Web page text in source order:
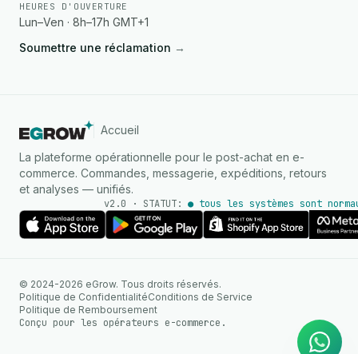
HEURES D'OUVERTURE
Lun–Ven · 8h–17h GMT+1
Soumettre une réclamation →
Accueil
La plateforme opérationnelle pour le post-achat en e-
commerce. Commandes, messagerie, expéditions, retours
et analyses — unifiés.
v2.0 · STATUT: ● tous les systèmes sont
© 2024-2026 eGrow. Tous droits réservés.
Politique de ConfidentialitéConditions de Service
Politique de Remboursement
Conçu pour les opérateurs e-commerce.
Réponses instantanées sur
WhatsApp